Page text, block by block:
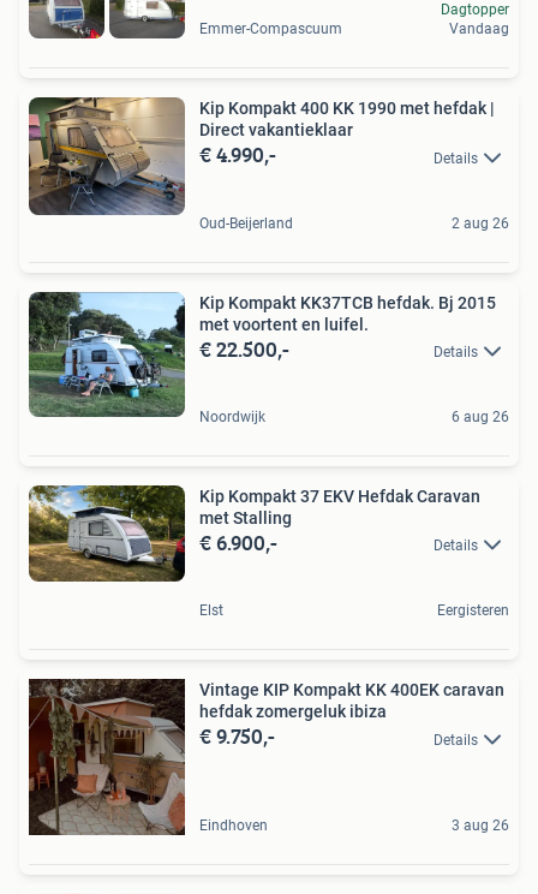
Emmer-Compascuum
Dagtopper
Vandaag
Kip Kompakt 400 KK 1990 met hefdak |
Direct vakantieklaar
€ 4.990,- Details
Oud-Beijerland 2 aug 26
Kip Kompakt KK37TCB hefdak. Bj 2015
met voortent en luifel.
€ 22.500,- Details
Noordwijk 6 aug 26
Kip Kompakt 37 EKV Hefdak Caravan
met Stalling
€ 6.900,- Details
Elst Eergisteren
Vintage KIP Kompakt KK 400EK caravan
hefdak zomergeluk ibiza
€ 9.750,- Details
Eindhoven 3 aug 26